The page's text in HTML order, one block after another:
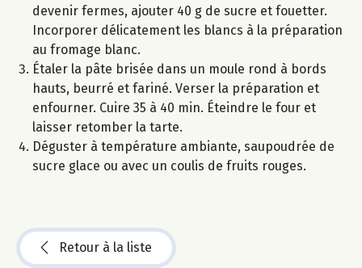
devenir fermes, ajouter 40 g de sucre et fouetter.
Incorporer délicatement les blancs à la préparation
au fromage blanc.
Étaler la pâte brisée dans un moule rond à bords
hauts, beurré et fariné. Verser la préparation et
enfourner. Cuire 35 à 40 min. Éteindre le four et
laisser retomber la tarte.
Déguster à température ambiante, saupoudrée de
sucre glace ou avec un coulis de fruits rouges.
Retour à la liste